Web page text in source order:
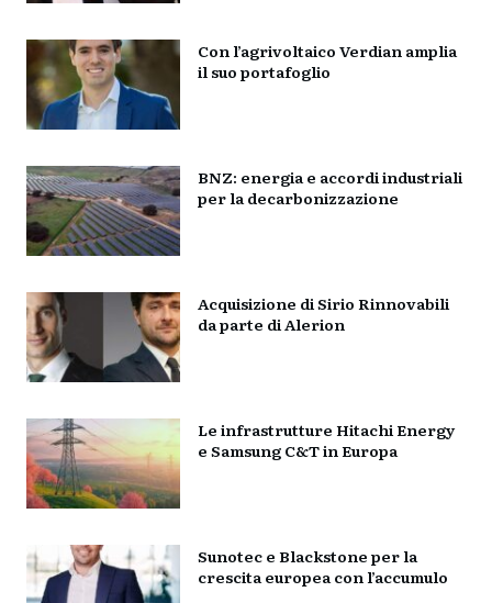
Con l’agrivoltaico Verdian amplia
il suo portafoglio
BNZ: energia e accordi industriali
per la decarbonizzazione
Acquisizione di Sirio Rinnovabili
da parte di Alerion
Le infrastrutture Hitachi Energy
e Samsung C&T in Europa
Sunotec e Blackstone per la
crescita europea con l’accumulo